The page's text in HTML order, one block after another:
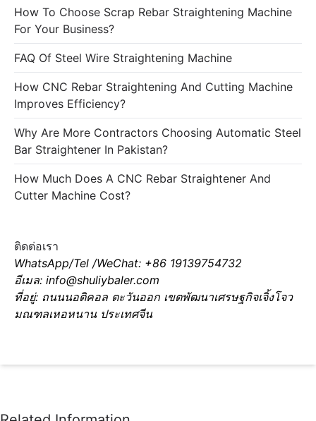
How To Choose Scrap Rebar Straightening Machine
For Your Business?
FAQ Of Steel Wire Straightening Machine
How CNC Rebar Straightening And Cutting Machine
Improves Efficiency?
Why Are More Contractors Choosing Automatic Steel
Bar Straightener In Pakistan?
How Much Does A CNC Rebar Straightener And
Cutter Machine Cost?
ติดต่อเรา
WhatsApp/Tel /WeChat: +86 19139754732
อีเมล: info@shuliybaler.com
ที่อยู่: ถนนนอติคอล ตะวันออก เขตพัฒนาเศรษฐกิจเจิ้งโจว
มณฑลเหอหนาน ประเทศจีน